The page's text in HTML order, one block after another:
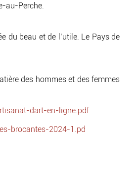
au-Perche.
du beau et de l’utile. Le Pays de
des hommes et des femmes
dart-en-ligne.pdf
brocantes-2024-1.pd